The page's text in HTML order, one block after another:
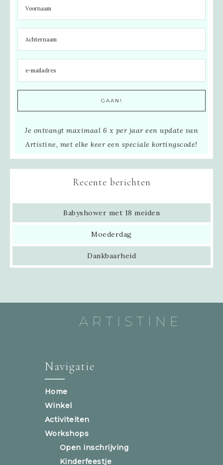
Je ontvangt maximaal 6 x per jaar een update van
Artistine, met elke keer een speciale kortingscode!
Recente berichten
Babyshower met 18 meiden
Moederdag
Dankbaarheid
ARTISTINE
Navigatie
Home
Winkel
Activiteiten
Workshops
Open inschrijving
Kinderfeestje